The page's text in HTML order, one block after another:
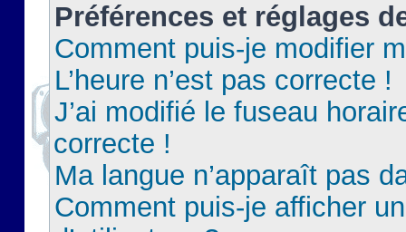
Préférences et réglages
Comment puis-je modifier
L’heure n’est pas correcte !
J’ai modifié le fuseau
correcte !
Ma langue n’apparaît pas
Comment puis-je afficher